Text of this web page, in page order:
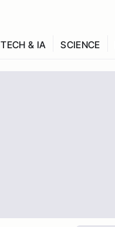
TECH & IA SCIENCE